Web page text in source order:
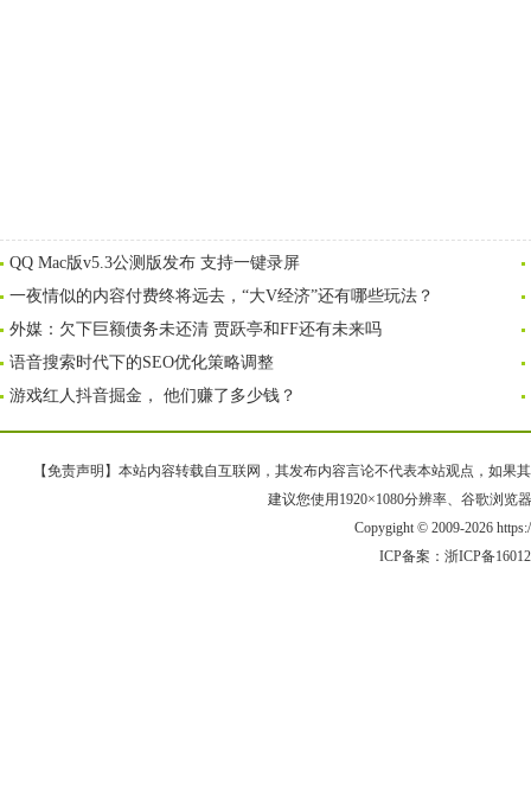
QQ Mac版v5.3公测版发布 支持一键录屏
一夜情似的内容付费终将远去，“大V经济”还有哪些玩法？
外媒：欠下巨额债务未还清 贾跃亭和FF还有未来吗
语音搜索时代下的SEO优化策略调整
游戏红人抖音掘金， 他们赚了多少钱？
【免责声明】本站内容转载自互联网，其发布内容言论不代表本站观点，如果
建议您使用1920×1080分辨率、谷歌浏览
Copygight © 2009-2026
ICP备案： 浙ICP备